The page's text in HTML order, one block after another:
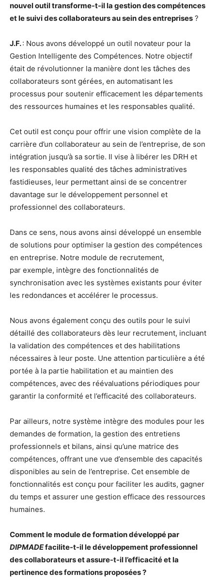
nouvel outil transforme-t-il la gestion des compétences
et le suivi des collaborateurs au sein des entreprises ?
J.F.: Nous avons développé un outil novateur pour la
Gestion Intelligente des Compétences. Notre objectif
était de révolutionner la manière dont les tâches des
collaborateurs sont gérées, en automatisant les
processus pour soutenir efficacement les départements
des ressources humaines et les responsables qualité.
Cet outil est conçu pour offrir une vision complète de la
carrière d’un collaborateur au sein de l’entreprise, de son
intégration jusqu’à sa sortie. Il vise à libérer les DRH et
les responsables qualité des tâches administratives
fastidieuses, leur permettant ainsi de se concentrer
davantage sur le développement personnel et
professionnel des collaborateurs.
Dans ce sens, nous avons ainsi développé un ensemble
de solutions pour optimiser la gestion des compétences
en entreprise. Notre module de recrutement,
par exemple, intègre des fonctionnalités de
synchronisation avec les systèmes existants pour éviter
les redondances et accélérer le processus.
Nous avons également conçu des outils pour le suivi
détaillé des collaborateurs dès leur recrutement, incluant
la validation des compétences et des habilitations
nécessaires à leur poste. Une attention particulière a été
portée à la partie habilitation et au maintien des
compétences, avec des réévaluations périodiques pour
garantir la conformité et l’efficacité des collaborateurs.
Par ailleurs, notre système intègre des modules pour les
demandes de formation, la gestion des entretiens
professionnels et bilans, ainsi qu’une matrice des
compétences, offrant une vue d’ensemble des capacités
disponibles au sein de l’entreprise. Cet ensemble de
fonctionnalités est conçu pour faciliter les audits, gagner
du temps et assurer une gestion efficace des ressources
humaines.
Comment le module de formation développé par
DIPMADEfacilite-t-il le développement professionnel
des collaborateurs et assure-t-il l’efficacité et la
pertinence des formations proposées ?